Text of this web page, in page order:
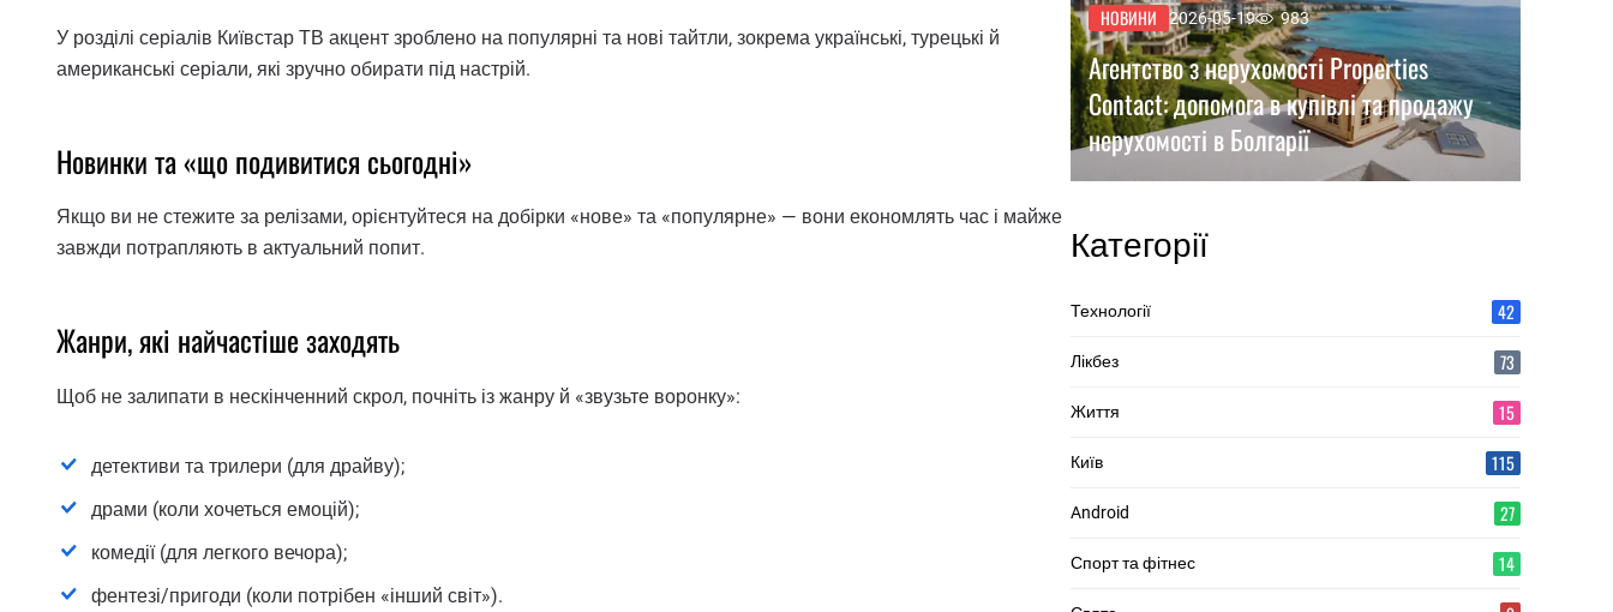
У розділі серіалів Київстар ТВ акцент зроблено на популярні та нові тайтли, зокрема українські, турецькі й
американські серіали, які зручно обирати під настрій.
Новинки та «що подивитися сьогодні»
Якщо ви не стежите за релізами, орієнтуйтеся на добірки «нове» та «популярне» — вони економлять час і майже
завжди потрапляють в актуальний попит.
Жанри, які найчастіше заходять
Щоб не залипати в нескінченний скрол, почніть із жанру й «звузьте воронку»:
детективи та трилери (для драйву);
драми (коли хочеться емоцій);
комедії (для легкого вечора);
фентезі/пригоди (коли потрібен «інший світ»).
НОВИНИ 2026-05-19 983
Агентство з нерухомості Properties
Contact: допомога в купівлі та продажу
нерухомості в Болгарії
Категорії
Технології 42
Лікбез 73
Життя 15
Київ 115
Android 27
Спорт та фітнес 14